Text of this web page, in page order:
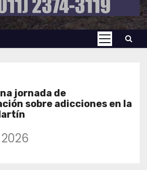
jornada de
sobre adicciones en la